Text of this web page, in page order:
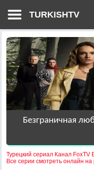
TURKISHTV
Безграничная
Турецкий сериал Канал FoxTV
Все серии смотреть онлайн на